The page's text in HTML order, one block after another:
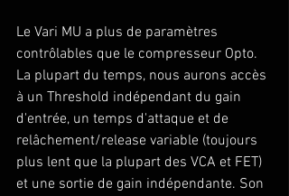
Le Vari MU a plus de paramètres
contrôlables que le compresseur Opto.
La plupart du temps, nous aurons accès
à un Threshold indépendant du gain
d'entrée, un temps d'attaque et de
relâchement/release variable (toujours
plus lent que la plupart des VCA et FET)
et une sortie de gain indépendante. Son